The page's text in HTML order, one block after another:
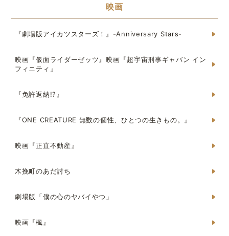
映画
『劇場版アイカツスターズ！』-Anniversary Stars-
映画『仮面ライダーゼッツ』映画『超宇宙刑事ギャバン イン
フィニティ』
『免許返納!?』
『ONE CREATURE 無数の個性、ひとつの生きもの。』
映画『正直不動産』
木挽町のあだ討ち
劇場版「僕の心のヤバイやつ」
映画『楓』